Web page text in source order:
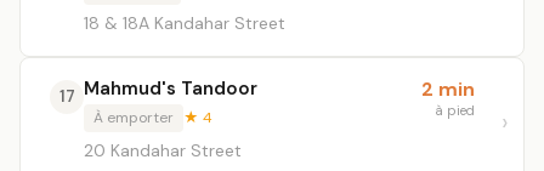
18 & 18A Kandahar Street
17 Mahmud's Tandoor
À emporter ★ 4
20 Kandahar Street
2 min
à pied